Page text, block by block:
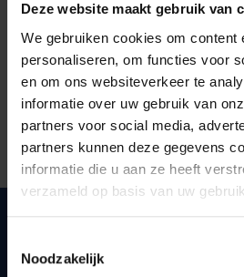
Deze website maakt gebruik van
We gebruiken cookies om content
personaliseren, om functies voor
en om ons websiteverkeer te
informatie over uw gebruik van
partners voor social media,
partners kunnen deze gegevens
informatie die u aan ze heeft
verzameld op basis van uw
Noodzakelijk
Quick links